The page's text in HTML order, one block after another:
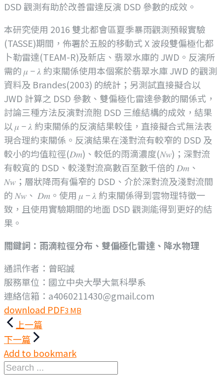
DSD 觀測有助於改善雷達反演 DSD 參數的成效。
本研究使用 2016 雙北都會區夏季暴雨觀測預報實驗
(TASSE)期間，佈署於五股的移動式 X 波段雙偏極化都
卜勒雷達(TEAM-R)及新店、翡翠水庫的 JWD。反演所
需的 𝜇 − 𝜆 約束關係使用本個案於翡翠水庫 JWD 的觀測
資料及 Brandes(2003) 的統計；另測試直接擬合以
JWD 計算之 DSD 參數、雙偏極化雷達參數的關係式，
討論三種方法反演對流胞 DSD 三維結構的成效，結果
以 𝜇 − 𝜆 約束關係的反演結果較佳，直接擬合式無法表
現合理約束關係。反演結果在淺對流有較窄的 DSD 及
較小的均值粒徑(𝐷𝑚)、較低的雨滴濃度(𝑁𝑤)；深對流
有較寬的 DSD、較淺對流高數百至數千倍的 𝐷𝑚、
𝑁𝑤；層狀降雨有偏窄的 DSD、介於深對流及淺對流間
的 𝑁𝑤、 𝐷𝑚。使用 𝜇 − 𝜆 約束關係得到雲物理特徵一
致，且使用實驗期間的地面 DSD 觀測能得到更好的結
果。
關鍵詞：雨滴粒徑分布、雙偏極化雷達、降水物理
通訊作者：曾昭誠
服務單位：國立中央大學大氣科學系
連絡信箱：a4060211430@gmail.com
download PDF3 MB
文
章
導
覽
上一篇
下一篇
Add to bookmark
Search